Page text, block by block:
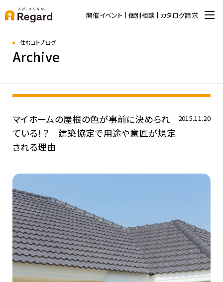
開催イベント 個別相談 カタログ請求
住むコトブログ
Archive
マイホームの屋根の色が事前に決められ
ている！？ 建築協定で用途や意匠が規定
される理由
2015.11.20